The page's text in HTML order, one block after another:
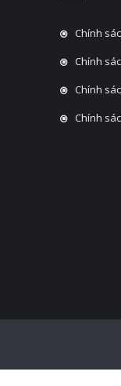
Chính
Chính
Chính
Chính